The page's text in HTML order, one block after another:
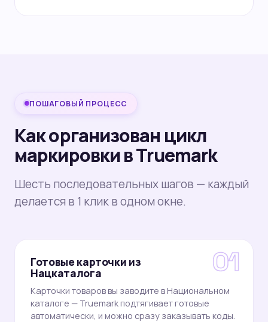
ПОШАГОВЫЙ ПРОЦЕСС
Как организован цикл
маркировки в Truemark
Шесть последовательных шагов — каждый
делается в 1 клик в одном окне.
1
Готовые карточки из
Нацкаталога
Карточки товаров вы заводите в Национальном
каталоге — Truemark подтягивает готовые
автоматически, и можно сразу заказывать коды.